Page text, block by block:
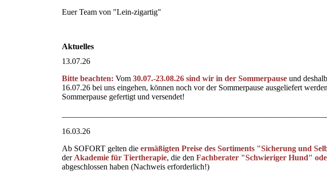
Euer Team von "Lein-zigartig"
Aktuelles
13.07.26
Bitte beachten: Vom 30.07.-23.08.26 sind wir in der Sommerpause und deshalb
16.07.26 bei uns eingehen, können noch vor der Sommerpause ausgeliefert
Sommerpause gefertigt und versendet!
16.03.26
Ab SOFORT gelten die ermäßigten Preise des Sortiments "Sicherung und
der Akademie für Tiertherapie, die den Fachberater "Schwieriger Hund"
abgeschlossen haben (Nachweis erforderlich!)